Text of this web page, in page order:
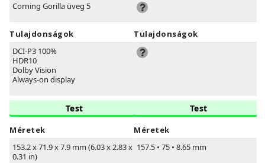
Corning Gorilla üveg 5
Tulajdonságok
DCI-P3 100%
HDR10
Dolby Vision
Always-on display
Test
Méretek
153.2 x 71.9 x 7.9 mm (6.03 x 2.83 x
0.31 in)
Tulajdonságok
Test
Méretek
157.5 • 75 • 8.65 mm